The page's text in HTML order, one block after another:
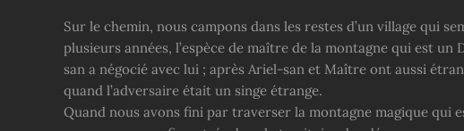
Sur le chemin, nous campons dans les restes d’un village qui
plusieurs années, l’espèce de maître de la montagne qui est un
san a négocié avec lui ; après Ariel-san et Maître ont aussi
quand l’adversaire était un singe étrange.
Quand nous avons fini par traverser la montagne magique qui